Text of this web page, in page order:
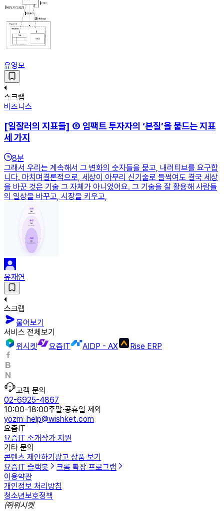
유영모
스크랩
비즈니스
[일잘러의 지표들] ⑤ 임팩트 투자자의 ‘본질’을 붙드는 지표
세 가지
8분
그래서 우리는 계속해서 그 변화의 숫자들을 묻고, 내러티브를 요구합
니다. 마치며결론적으로, 세상이 아무리 신기술로 들썩여도 결국 세상
을 바꾼 것은 기술 그 자체가 아니었어요. 그 기술을 잘 활용해 사람들
의 일상을 바꾸고, 시장을 키우고,
유재연
스크랩
물어보기
서비스 전체보기
위시켓
요즘IT AIDP - AX Rise ERP
고객 문의
02-6925-4867
10:00-18:00주말·공휴일 제외
yozm_help@wishket.com
요즘IT
요즘IT 소개작가 지원
기타 문의
콘텐츠 제안하기 광고 상품 보기
요즘IT 슬랙봇
크롬 확장 프로그램
이용약관
개인정보 처리방침
청소년보호정책
㈜위시켓